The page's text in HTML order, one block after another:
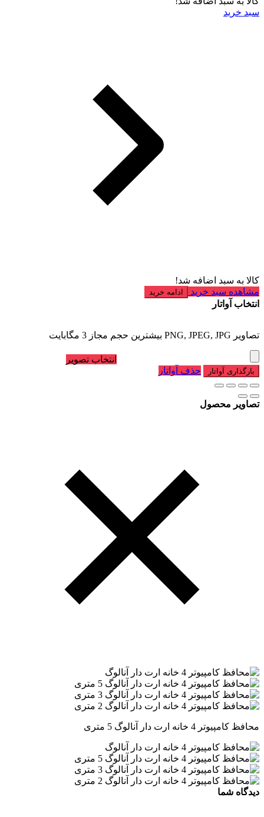
سبد خرید
کالا به سبد اضافه شد!
مشاهده سبد خرید
ادامه خرید
انتخاب آواتار
تصاویر PNG, JPEG, JPG بیشترین حجم مجاز 3 مگابایت
انتخاب تصویر
بارگذاری آواتار حذف آواتار
تصاویر محصول
محافظ کامپیوتر 4 خانه ارت دار آنالوگ 5 متری
دیدگاه شما